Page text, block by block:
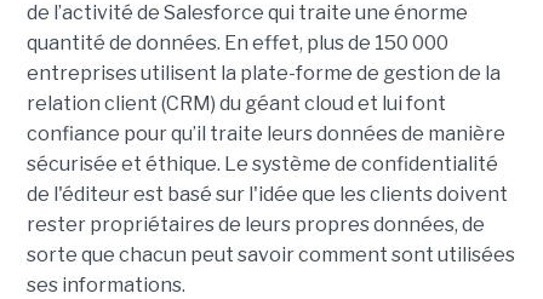
de l’activité de Salesforce qui traite une énorme
quantité de données. En effet, plus de 150 000
entreprises utilisent la plate-forme de gestion de la
relation client (CRM) du géant cloud et lui font
confiance pour qu’il traite leurs données de manière
sécurisée et éthique. Le système de confidentialité
de l'éditeurest basé sur l'idée que les clients doivent
rester propriétaires de leurs propres données, de
sorte que chacun peut savoir comment sont utilisées
ses informations.